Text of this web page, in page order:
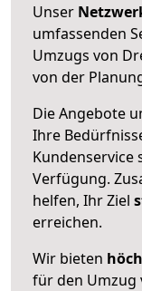
Unser
umfassenden
Umzugs von
von der
Die Angebote
Ihre
Kundenservice
Verfügung.
helfen, Ihr Ziel
erreichen.
Wir bieten
für den Umzug